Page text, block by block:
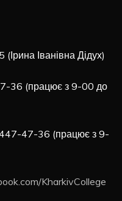
Іванівна Дідух)
36 (працює з 9-00 до
47-36 (працює з 9-
KharkivCollege